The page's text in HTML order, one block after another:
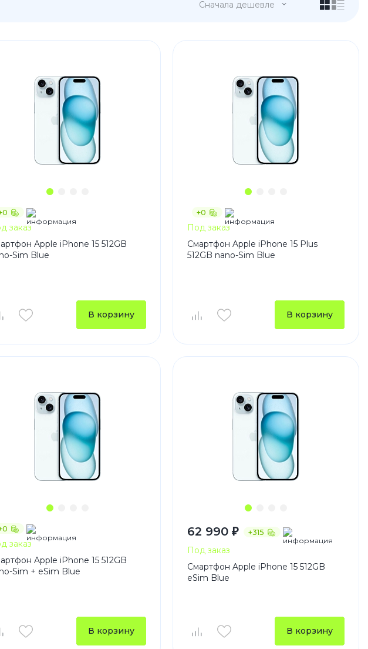
Honor
Honor 400
Honor 400 Pro
Аксессуары
Чехлы
Автомобильные держатели
Сначала дешевле
заказ
Apple iPhone 15 512GB
Sim Blue
В корзину
+0
Под заказ
Смартфон Apple iPhone 15 Plus
512GB nano-Sim Blue
В корзину
заказ
Apple iPhone 15 512GB
Sim + eSim Blue
В корзину
62 990 ₽ +315
Под заказ
Смартфон Apple iPhone 15 512GB
eSim Blue
В корзину